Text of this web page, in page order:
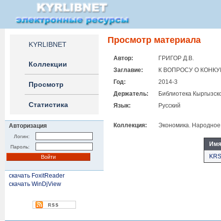
KYRLIBNET
Коллекции
Просмотр
Статистика
Авторизация
Логин:
Пароль:
скачать FoxitReader
скачать WinDjView
Просмотр материала
Автор:
ГРИГОР Д.В.
Заглавие:
К ВОПРОСУ О
Год:
2014-3
Держатель:
Библиотека
Язык:
Русский
Коллекция: Экономика. Народное